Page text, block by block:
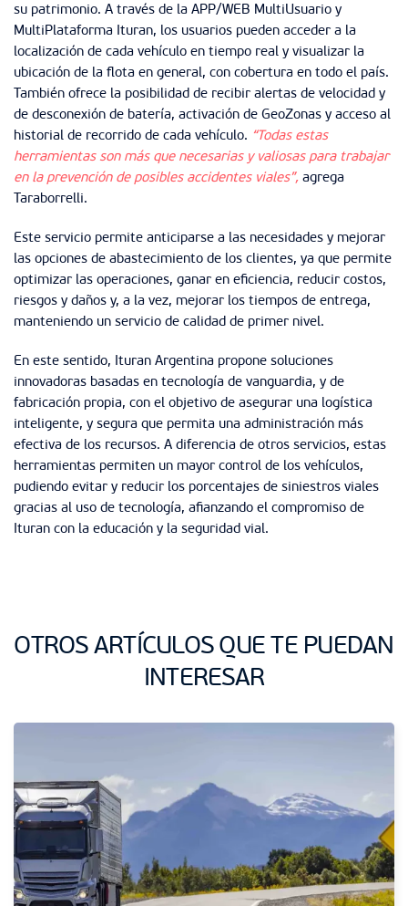
su patrimonio. A través de la APP/WEB MultiUsuario y
MultiPlataforma Ituran, los usuarios pueden acceder a la
localización de cada vehículo en tiempo real y visualizar la
ubicación de la flota en general, con cobertura en todo el país.
También ofrece la posibilidad de recibir alertas de velocidad y
de desconexión de batería, activación de GeoZonas y acceso al
historial de recorrido de cada vehículo. “Todas estas
herramientas son más que necesarias y valiosas para trabajar
en la prevención de posibles accidentes viales”, agrega
Taraborrelli.
Este servicio permite anticiparse a las necesidades y mejorar
las opciones de abastecimiento de los clientes, ya que permite
optimizar las operaciones, ganar en eficiencia, reducir costos,
riesgos y daños y, a la vez, mejorar los tiempos de entrega,
manteniendo un servicio de calidad de primer nivel.
En este sentido, Ituran Argentina propone soluciones
innovadoras basadas en tecnología de vanguardia, y de
fabricación propia, con el objetivo de asegurar una logística
inteligente, y segura que permita una administración más
efectiva de los recursos. A diferencia de otros servicios, estas
herramientas permiten un mayor control de los vehículos,
pudiendo evitar y reducir los porcentajes de siniestros viales
gracias al uso de tecnología, afianzando el compromiso de
Ituran con la educación y la seguridad vial.
OTROS ARTÍCULOS QUE TE PUEDAN
INTERESAR